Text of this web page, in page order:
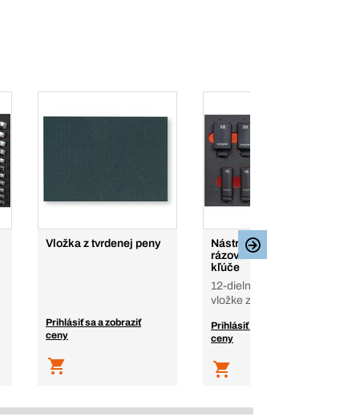
Vložka z tvrdenej peny
Prihlásiť sa a zobraziť
ceny
Nástrčné 1/2" 6-hran.
rázové extra hlboké
kľúče
12-dielna súprava vo
vložke z tvrd. peny
Prihlásiť sa a zobraziť
ceny